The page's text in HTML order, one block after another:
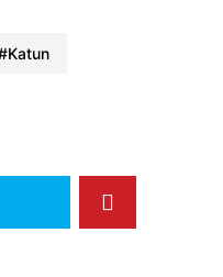
#katun